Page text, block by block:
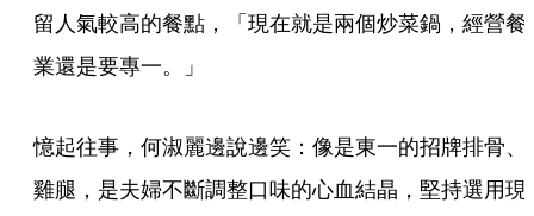
留人氣較高的餐點，「現在就是兩個炒菜鍋，經營餐
業還是要專一。」
憶起往事，何淑麗邊說邊笑：像是東一的招牌排骨、
雞腿，是夫婦不斷調整口味的心血結晶，堅持選用現